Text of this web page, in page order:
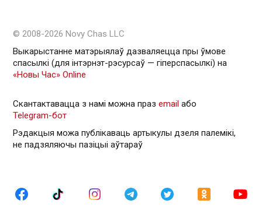
© 2008-2026 Novy Chas LLC
Выкарыстанне матэрыялаў дазваляецца пры ўмове
спасылкі (для інтэрнэт-рэсурсаў — гiперспасылкi) на
«Новы Час» Online
Скантактавацца з намі можна праз email або
Telegram-бот
Рэдакцыя можа публікаваць артыкулы дзеля палемікі,
не падзяляючы пазіцыі аўтараў